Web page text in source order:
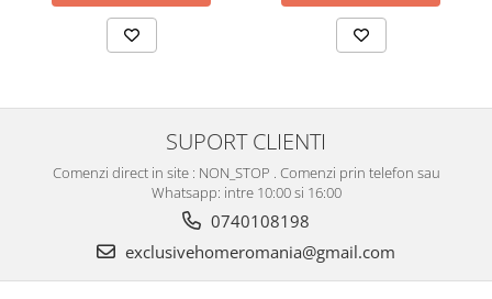
SUPORT CLIENTI
Comenzi direct in site : NON_STOP . Comenzi prin telefon sau
Whatsapp: intre 10:00 si 16:00
0740108198
exclusivehomeromania@gmail.com